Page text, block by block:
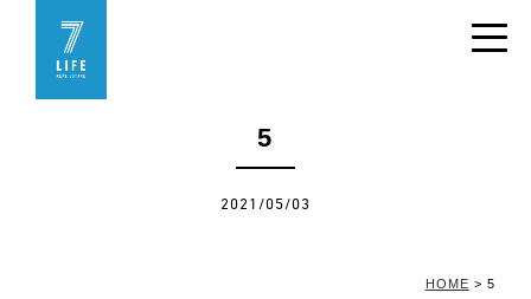
5
2021/05/03
HOME > 5